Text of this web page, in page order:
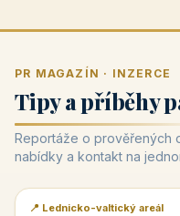
PR MAGAZÍN · INZERCE
Tipy a příběhy
Reportáže o prověřených
nabídky a kontakt na
📰 PR článek
📍 Lednicko-valtický areál